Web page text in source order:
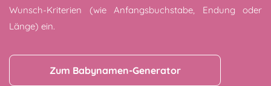
Wunsch-Kriterien (wie Anfangsbuchstabe, Endung oder
Länge) ein.
Zum Babynamen-Generator